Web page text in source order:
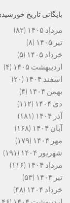
بایگانی تاریخ
مرداد ۱۴۰۵
(۸۲)
تیر ۱۴۰۵
(۸)
خرداد ۱۴۰۵
(۵)
اردیبهشت ۱۴۰۵
(۴)
اسفند ۱۴۰۴
(۲۰)
بهمن ۱۴۰۴
(۴)
دی ۱۴۰۴
(۱۱۲)
آذر ۱۴۰۴
(۱۸۱)
آبان ۱۴۰۴
(۱۶۸)
مهر ۱۴۰۴
(۱۷۹)
شهریور ۱۴۰۴
(۱۹۱)
مرداد ۱۴۰۴
(۱۱۶)
تیر ۱۴۰۴
(۵۳)
خرداد ۱۴۰۴
(۴۸)